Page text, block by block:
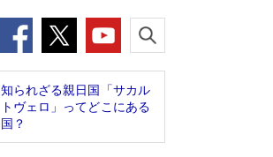
知られざる親日国「サカル
トヴェロ」ってどこにある
国？